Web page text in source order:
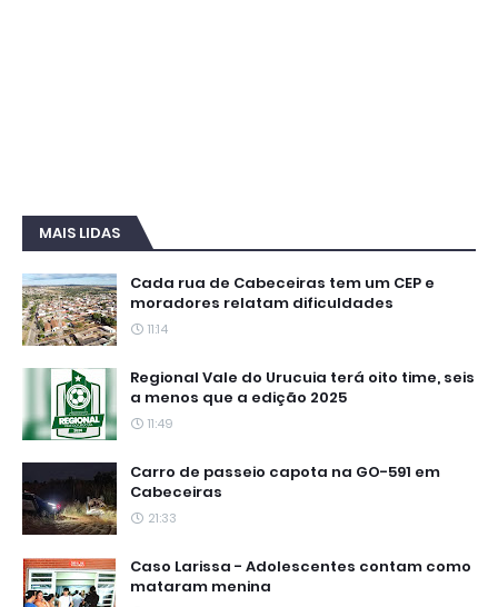
MAIS LIDAS
Cada rua de Cabeceiras tem um CEP e
moradores relatam dificuldades
11:14
Regional Vale do Urucuia terá oito time, seis
a menos que a edição 2025
11:49
Carro de passeio capota na GO-591 em
Cabeceiras
21:33
Caso Larissa - Adolescentes contam como
mataram menina